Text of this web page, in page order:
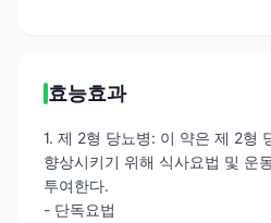
효능효과
1. 제 2형 당뇨병: 이 약은 제 2형
향상시키기 위해 식사요법 및 운
투여한다.
- 단독요법